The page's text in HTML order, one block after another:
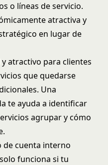
o líneas de servicio.
atractiva y
en lugar de
atractivo para clientes
que quedarse
Una
te ayuda a identificar
agrupar y cómo
de cuenta interno
funciona si tu